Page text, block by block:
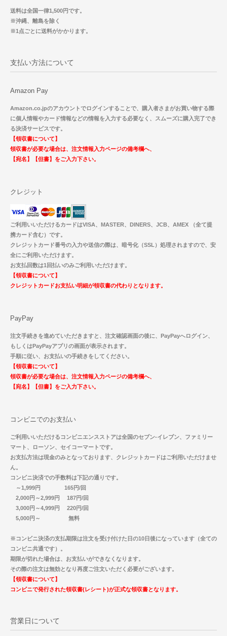
送料は全国一律1,500円です。
※沖縄、離島を除く
※1点ごとに送料がかかります。
支払い方法について
Amazon Pay
Amazon.co.jpのアカウントでログインすることで、購入者さまがお買い物する際
に個人情報やカード情報などの情報を入力する必要なく、スムーズに購入完了でき
る決済サービスです。
【領収書について】
領収書が必要な場合は、注文情報入力ページの備考欄へ、
【宛名】【但書】をご入力下さい。
クレジット
ご利用いいただけるカードはVISA、MASTER、DINERS、JCB、AMEX （全て提
携カード含む）です。
クレジットカード番号の入力や送信の際は、暗号化（SSL）処理されますので、安
全にご利用いただけます。
お支払回数は1回払いのみご利用いただけます。
【領収書について】
クレジットカードお支払い明細が領収書の代わりとなります。
PayPay
注文手続きを進めていただきますと、注文確認画面の後に、PayPayへログイン、
もしくはPayPayアプリの画面が表示されます。
手順に従い、お支払いの手続きをしてください。
【領収書について】
領収書が必要な場合は、注文情報入力ページの備考欄へ、
【宛名】【但書】をご入力下さい。
コンビニでのお支払い
ご利用いいただけるコンビニエンスストアは全国のセブン-イレブン、ファミリー
マート、ローソン、セイコーマートです。
お支払方法は現金のみとなっております、クレジットカードはご利用いただけませ
ん。
コンビニ決済での手数料は下記の通りです。
～1,999円 165円/回
2,000円～2,999円 187円/回
3,000円～4,999円 220円/回
5,000円～ 無料
※コンビニ決済の支払期限は注文を受け付けた日の10日後になっています（全ての
コンビニ共通です）。
期限が切れた場合は、お支払いができなくなります。
その際の注文は無効となり再度ご注文いただく必要がございます。
【領収書について】
コンビニで発行された領収書(レシート)が正式な領収書となります。
営業日について